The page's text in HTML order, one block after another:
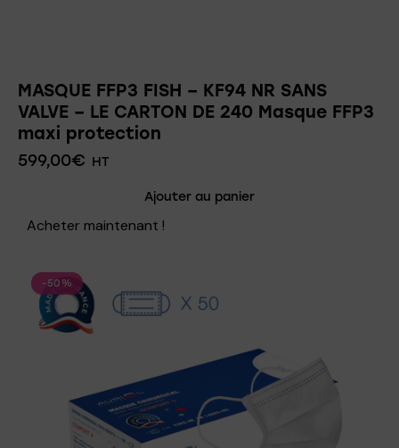
MASQUE FFP3 FISH – KF94 NR SANS
VALVE – LE CARTON DE 240 Masque FFP3
maxi protection
599,00€ HT
Ajouter au panier
Acheter maintenant !
-50%